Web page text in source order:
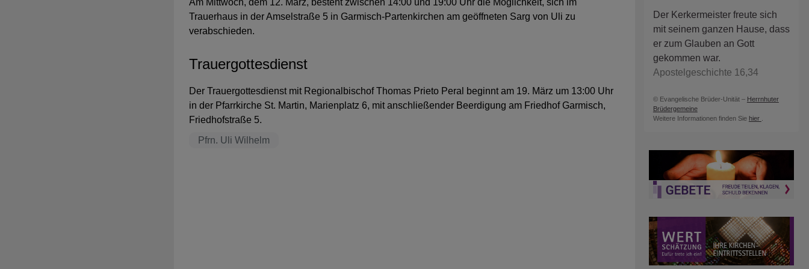
Am Mittwoch, dem 12. März, besteht zwischen 14:00 und 19:00 Uhr die Möglichkeit, sich im
Trauerhaus in der Amselstraße 5 in Garmisch-Partenkirchen am geöffneten Sarg von Uli zu
verabschieden.
Trauergottesdienst
Der Trauergottesdienst mit Regionalbischof Thomas Prieto Peral beginnt am 19. März um 13:00 Uhr
in der Pfarrkirche St. Martin, Marienplatz 6, mit anschließender Beerdigung am Friedhof Garmisch,
Friedhofstraße 5.
Pfrn. Uli Wilhelm
Der Kerkermeister freute sich
mit seinem ganzen Hause, dass
er zum Glauben an Gott
gekommen war.
Apostelgeschichte 16,34
© Evangelische Brüder-Unität – Herrnhuter
Brüdergemeine
Weitere Informationen finden Sie hier .